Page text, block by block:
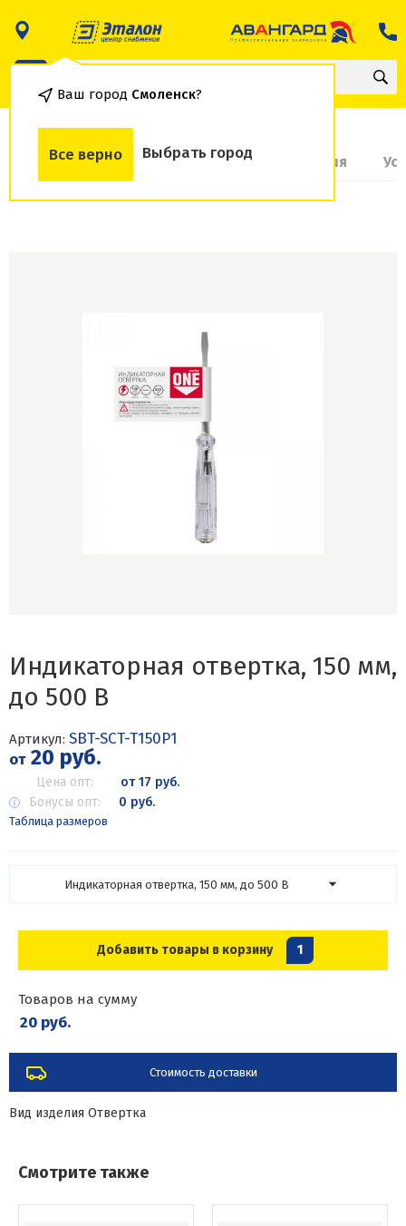
Ваш город Смоленск?
Все верно Выбрать город
О товаре Доставка и оплата Гарантия
Индикаторная отвертка, 150 мм,
до 500 В
Артикул: SBT-SCT-T150P1
от20 руб.
Цена опт:
от 17 руб.
Бонусы опт:
0 руб.
Таблица размеров
Индикаторная отвертка, 150 мм, до 500 В
Добавить товары в корзину 1
Товаров на сумму
20 руб.
Стоимость доставки
Вид изделия Отвертка
Смотрите также